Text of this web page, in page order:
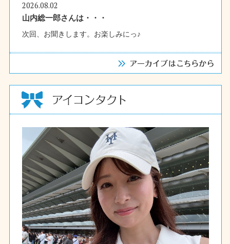
2026.08.02
山内総一郎さんは・・・
次回、お聞きします。お楽しみにっ♪